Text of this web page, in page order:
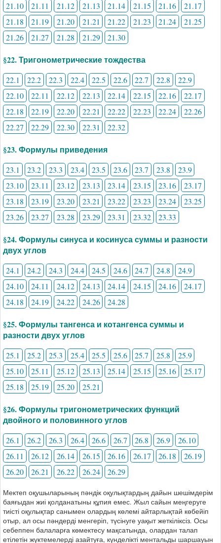
21.10
21.11 21.12 21.13 21.14 21.15 21.16
21.17
21.18
21.19 21.20 21.21 21.22 21.23 21.24
21.25
21.26
21.27 21.28 21.29 21.30
§22. Тригонометрические тождества
22.1 22.2 22.3 22.4 22.5 22.6 22.7 22.8
22.9
22.10
22.11 22.12 22.13 22.14 22.15 22.16
22.17
22.18
22.19 22.20 22.21 22.22 22.23 22.24
22.26
22.27
22.29 22.30 22.31 22.32
§23. Формулы приведения
23.1 23.2 23.3 23.4 23.5 23.6 23.7 23.8
23.9
23.10
23.11 23.12 23.13 23.14 23.15 23.16
23.17
23.18
23.19 23.20 23.21 23.22 23.23 23.24
23.25
23.26
23.27 23.28 23.29 23.31 23.32 23.33
§24. Формулы синуса и косинуса суммы и разности
двух углов
24.1 24.2 24.3 24.4 24.5 24.6 24.7 24.8
24.9
24.10
24.11 24.12 24.13 24.14 24.15 24.16
24.17
24.18
24.19 24.22 24.26 24.28
§25. Формулы тангенса и котангенса суммы и
разности двух углов
25.1 25.2 25.3 25.4 25.5 25.6 25.7 25.8
25.9
25.10
25.11 25.12 25.13 25.14 25.15 25.16
25.17
25.18
25.19 25.20 25.21
§26. Формулы тригонометрических функций
двойного и половинного углов
26.1 26.2 26.3 26.4 26.6 26.7 26.8 26.9
26.10
26.11
26.12 26.14 26.15 26.16 26.17 26.18
26.19
26.20
26.21 26.22 26.24 26.29
Мектеп оқушыларының пәндік оқулықтардың дайын шешімдерім
баяғыдан жиі қолданатыны құпия емес. Жыл сайын меңгеруге
тиісті оқулықтар санымен олардың көлемі айтарлықтай көбейіп
отыр, ал осы пәндерді менгеріп, түсінуге уақыт жеткіліксіз. Осы
себеппен балаларға көмектесу мақсатында, олардан талап
етілетін жүктемелерді азайтуға, күнделікті ментальды шаршауын